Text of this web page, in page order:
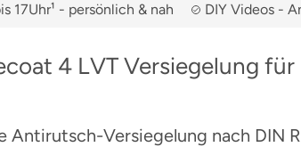
17Uhr¹ - persönlich & nah DIY Videos -
4 LVT Versiegelung
Antirutsch-Versiegelung nach DIN